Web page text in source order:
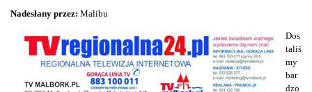
Nadesłany przez: Malibu
Dos
taliś
my
bar
dzo